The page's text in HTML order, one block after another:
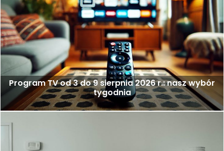
Program TV od 3 do 9 sierpnia 2026 r.: nasz wybór
tygodnia